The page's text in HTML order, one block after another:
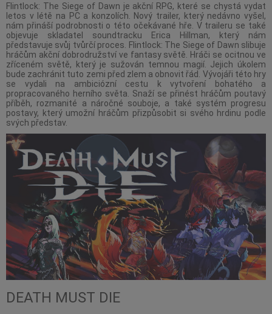
Flintlock: The Siege of Dawn je akční RPG, které se chystá vydat
letos v létě na PC a konzolích. Nový trailer, který nedávno vyšel,
nám přináší podrobnosti o této očekávané hře. V traileru se také
objevuje skladatel soundtracku Erica Hillman, který nám
představuje svůj tvůrčí proces. Flintlock: The Siege of Dawn slibuje
hráčům akční dobrodružství ve fantasy světě. Hráči se ocitnou ve
zříceném světě, který je sužován temnou magií. Jejich úkolem
bude zachránit tuto zemi před zlem a obnovit řád. Vývojáři této hry
se vydali na ambiciózní cestu k vytvoření bohatého a
propracovaného herního světa. Snaží se přinést hráčům poutavý
příběh, rozmanité a náročné souboje, a také systém progresu
postavy, který umožní hráčům přizpůsobit si svého hrdinu podle
svých představ.
DEATH MUST DIE